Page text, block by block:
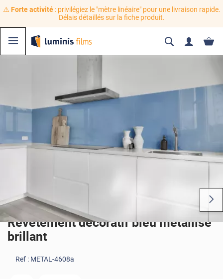
⚠️ Forte activité: privilégiez le "mètre linéaire" pour une livraison rapide.
Délais détaillés sur la fiche produit.
Revêtement décoratif bleu métallisé
brillant
Ref : METAL-4608a